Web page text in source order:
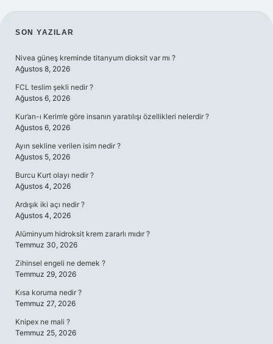
SIDEBAR
SON YAZILAR
Nivea güneş kreminde titanyum dioksit var mı ?
Ağustos 8, 2026
FCL teslim şekli nedir ?
Ağustos 6, 2026
Kur’an-ı Kerim’e göre insanın yaratılışı özellikleri nelerdir ?
Ağustos 6, 2026
Ayın sekline verilen isim nedir ?
Ağustos 5, 2026
Burcu Kurt olayı nedir ?
Ağustos 4, 2026
Ardışık iki açı nedir ?
Ağustos 4, 2026
Alüminyum hidroksit krem zararlı mıdır ?
Temmuz 30, 2026
Zihinsel engeli ne demek ?
Temmuz 29, 2026
Kısa koruma nedir ?
Temmuz 27, 2026
Knipex ne mali ?
Temmuz 25, 2026